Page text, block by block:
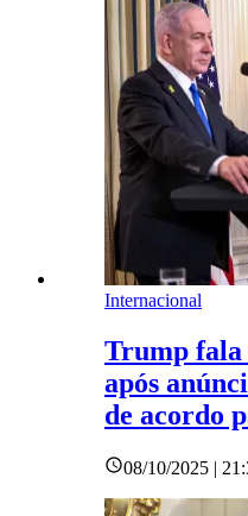
Internacional
Trump fala
após
de acordo
08/10/2025 |